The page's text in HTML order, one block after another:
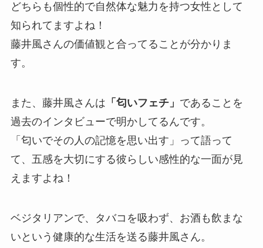
どちらも個性的で自然体な魅力を持つ女性として
知られてますよね！
藤井風さんの価値観と合ってることが分かりま
す。
また、藤井風さんは 「匂いフェチ」 であることを
過去のインタビューで明かしてるんです。
「匂いでその人の記憶を思い出す」って語って
て、五感を大切にする彼らしい感性的な一面が見
えますよね！
ベジタリアンで、タバコを吸わず、お酒も飲まな
いという健康的な生活を送る藤井風さん。